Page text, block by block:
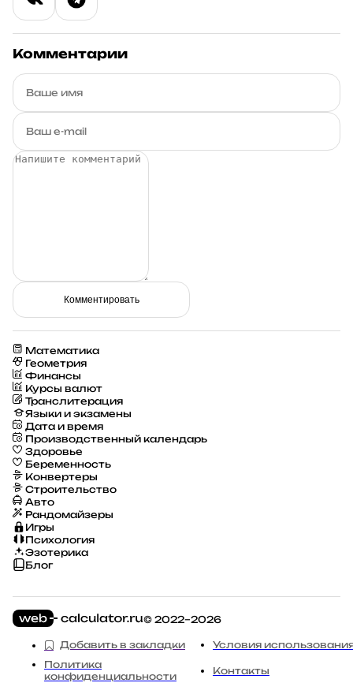
Комментарии
Комментировать
Математика
Геометрия
Финансы
Курсы валют
Транслитерация
Языки и экзамены
Дата и время
Производственный календарь
Здоровье
Беременность
Конвертеры
Строительство
Авто
Рандомайзеры
Игры
Психология
Эзотерика
Блог
© 2022–2026
Добавить в закладки
Условия
Политика
конфиденциальности
Контакты